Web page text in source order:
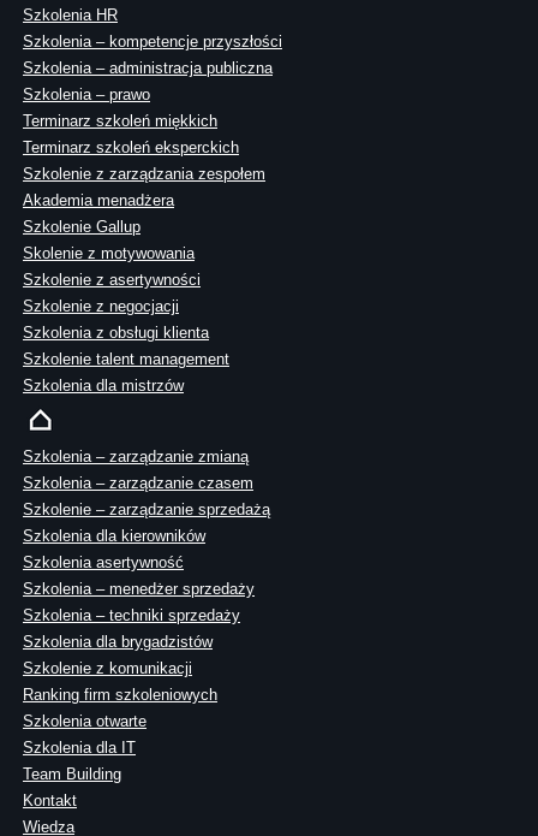
Szkolenia HR
Szkolenia – kompetencje przyszłości
Szkolenia – administracja publiczna
Szkolenia – prawo
Terminarz szkoleń miękkich
Terminarz szkoleń eksperckich
Szkolenie z zarządzania zespołem
Akademia menadżera
Szkolenie Gallup
Skolenie z motywowania
Szkolenie z asertywności
Szkolenie z negocjacji
Szkolenia z obsługi klienta
Szkolenie talent management
Szkolenia dla mistrzów
Szkolenia – zarządzanie zmianą
Szkolenia – zarządzanie czasem
Szkolenie – zarządzanie sprzedażą
Szkolenia dla kierowników
Szkolenia asertywność
Szkolenia – menedżer sprzedaży
Szkolenia – techniki sprzedaży
Szkolenia dla brygadzistów
Szkolenie z komunikacji
Ranking firm szkoleniowych
Szkolenia otwarte
Szkolenia dla IT
Team Building
Kontakt
Wiedza